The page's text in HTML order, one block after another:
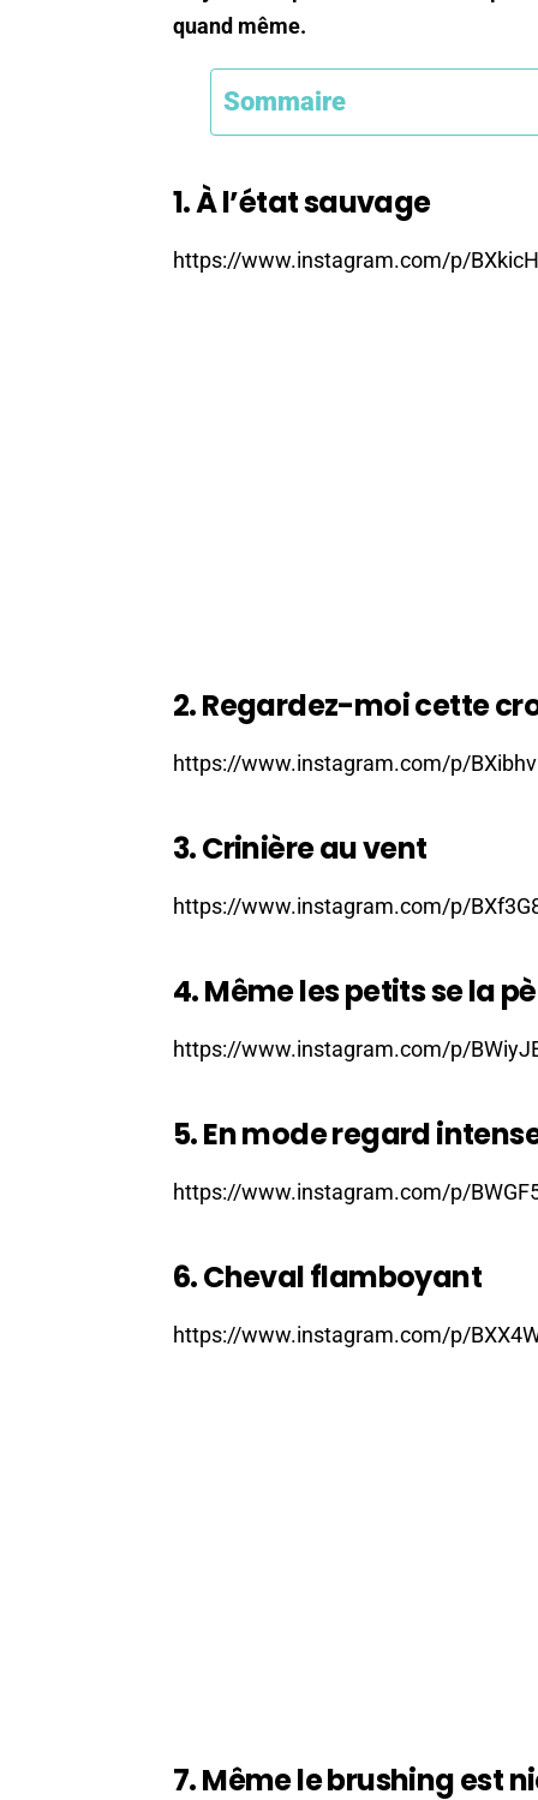
quand même.
Sommaire
1. À l’état sauvage
https://www.instagram.com/p/
2. Regardez-moi cette
https://www.instagram.com/p/
3. Crinière au vent
https://www.instagram.com/p/
4. Même les petits se la
https://www.instagram.com/p/
5. En mode regard
https://www.instagram.com/p/
6. Cheval flamboyant
https://www.instagram.com/p/
7. Même le brushing est